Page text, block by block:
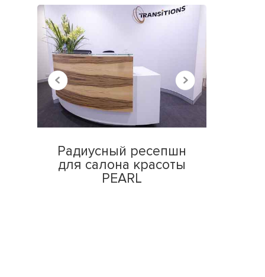
Радиусный ресепшн
для салона красоты
PEARL